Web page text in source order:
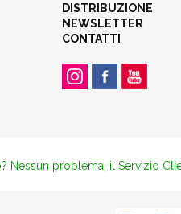
DISTRIBUZIONE
NEWSLETTER
CONTATTI
Nessun problema, il Servizio